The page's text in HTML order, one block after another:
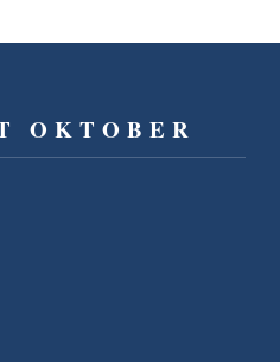
OKTOBER